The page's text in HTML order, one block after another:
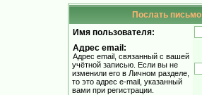
Послать письмо
Имя пользователя:
Адрес email:
Адрес email, связанный с вашей
учётной записью. Если вы не
изменили его в Личном разделе,
то это адрес e-mail, указанный
вами при регистрации.